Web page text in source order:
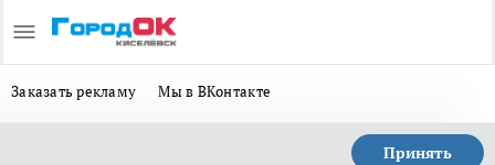
Заказать рекламу Мы в ВКонтакте
Принять